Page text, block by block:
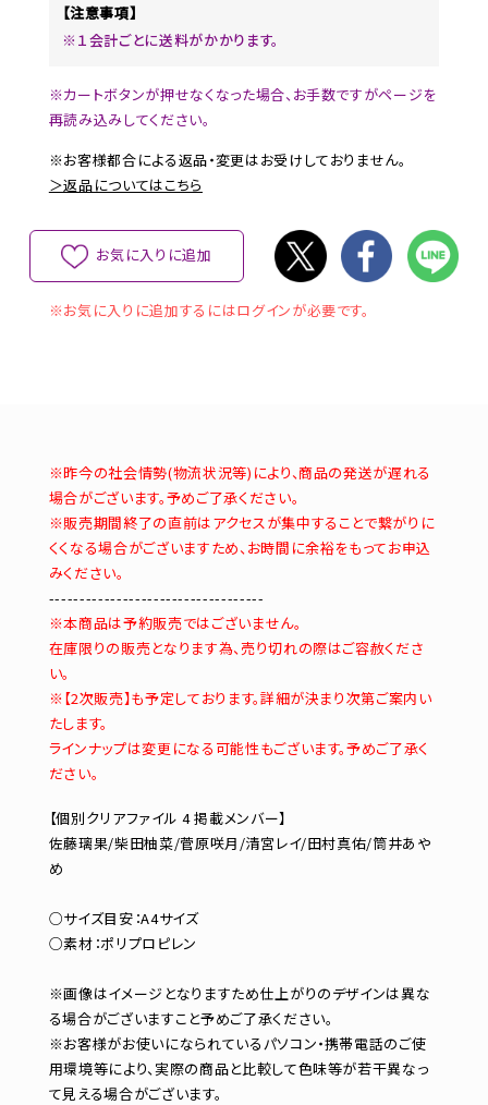
【注意事項】
※１会計ごとに送料がかかります。
※カートボタンが押せなくなった場合、お手数ですがページを
再読み込みしてください。
※お客様都合による返品・変更はお受けしておりません。
＞返品についてはこちら
お気に入りに追加
※お気に入りに追加するにはログインが必要です。
※昨今の社会情勢(物流状況等)により、商品の発送が遅れる
場合がございます。予めご了承ください。
※販売期間終了の直前はアクセスが集中することで繋がりに
くくなる場合がございますため、お時間に余裕をもってお申込
みください。
-----------------------------------
※本商品は予約販売ではございません。
在庫限りの販売となります為、売り切れの際はご容赦くださ
い。
※【2次販売】も予定しております。詳細が決まり次第ご案内い
たします。
ラインナップは変更になる可能性もございます。予めご了承く
ださい。
【個別クリアファイル 4 掲載メンバー】
佐藤璃果/柴田柚菜/菅原咲月/清宮レイ/田村真佑/筒井あや
め
○サイズ目安：A4サイズ
○素材：ポリプロピレン
※画像はイメージとなりますため仕上がりのデザインは異な
る場合がございますこと予めご了承ください。
※お客様がお使いになられているパソコン・携帯電話のご使
用環境等により、実際の商品と比較して色味等が若干異なっ
て見える場合がございます。